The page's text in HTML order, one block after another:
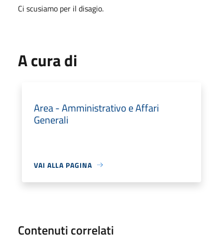
Ci scusiamo per il disagio.
A cura di
Area - Amministrativo e Affari
Generali
VAI ALLA PAGINA
Contenuti correlati